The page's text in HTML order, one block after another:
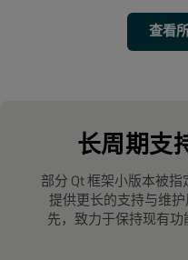
查看
长周期支
部分 Qt 框架小版本被指
提供更长的支持与维
先，致力于保持现有